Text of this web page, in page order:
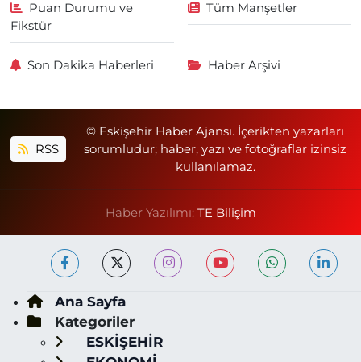
Puan Durumu ve
Fikstür
Tüm Manşetler
Son Dakika Haberleri Haber Arşivi
RSS
© Eskişehir Haber Ajansı. İçerikten yazarları
sorumludur; haber, yazı ve fotoğraflar izinsiz
kullanılamaz.
Haber Yazılımı: TE Bilişim
Ana Sayfa
Kategoriler
ESKİŞEHİR